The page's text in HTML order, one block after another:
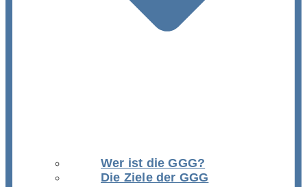
Wer ist die GGG?
Die Ziele der GGG